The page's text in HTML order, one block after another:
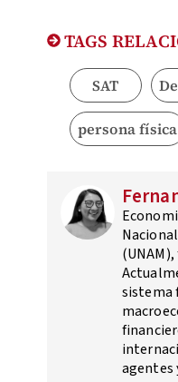
TAGS
SAT
persona física
sistema
agentes